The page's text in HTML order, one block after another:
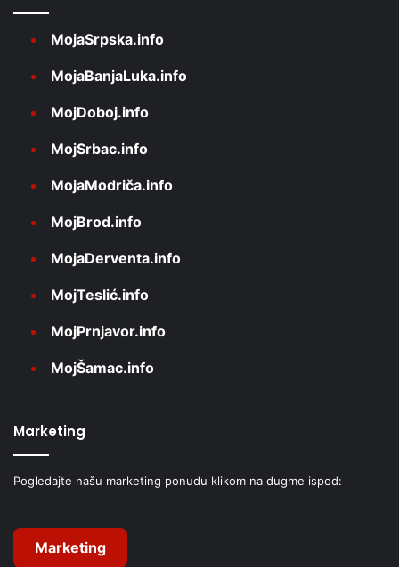
MojaSrpska.info
MojaBanjaLuka.info
MojDoboj.info
MojSrbac.info
MojaModriča.info
MojBrod.info
MojaDerventa.info
MojTeslić.info
MojPrnjavor.info
MojŠamac.info
Marketing
Pogledajte našu marketing ponudu klikom na dugme ispod:
Marketing